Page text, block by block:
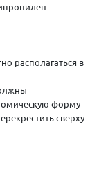
располагаться в
форму
сверху